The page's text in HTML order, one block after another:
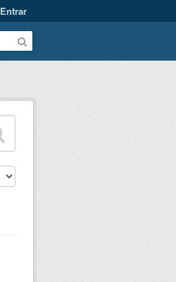
Entrar